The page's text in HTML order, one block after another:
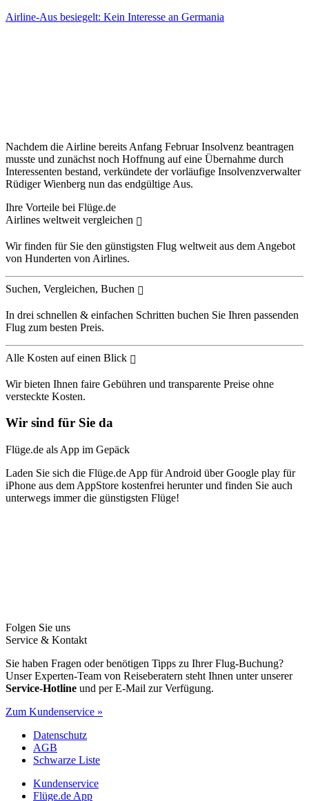
Airline-Aus besiegelt: Kein Interesse an Germania
Nachdem die Airline bereits Anfang Februar Insolvenz beantragen
musste und zunächst noch Hoffnung auf eine Übernahme durch
Interessenten bestand, verkündete der vorläufige Insolvenzverwalter
Rüdiger Wienberg nun das endgültige Aus.
Ihre Vorteile bei Flüge.de
Airlines weltweit vergleichen
Wir finden für Sie den günstigsten Flug weltweit aus dem Angebot
von Hunderten von Airlines.
Suchen, Vergleichen, Buchen
In drei schnellen & einfachen Schritten buchen Sie Ihren passenden
Flug zum besten Preis.
Alle Kosten auf einen Blick
Wir bieten Ihnen faire Gebühren und transparente Preise ohne
versteckte Kosten.
Wir sind für Sie da
Flüge.de als App im Gepäck
Laden Sie sich die Flüge.de App für Android über Google play für
iPhone aus dem AppStore kostenfrei herunter und finden Sie auch
unterwegs immer die günstigsten Flüge!
Folgen Sie uns
Service & Kontakt
Sie haben Fragen oder benötigen Tipps zu Ihrer Flug-Buchung?
Unser Experten-Team von Reiseberatern steht Ihnen unter unserer
Service-Hotline und per E-Mail zur Verfügung.
Zum Kundenservice »
Datenschutz
AGB
Schwarze Liste
Kundenservice
Flüge.de App